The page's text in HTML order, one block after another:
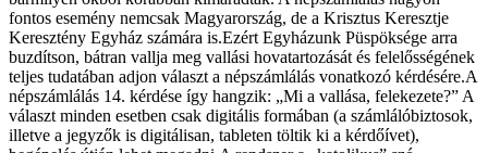
fontos esemény nemcsak Magyarország, de a Krisztus Keresztje
Keresztény Egyház számára is.Ezért Egyházunk Püspöksége arra
buzdítson, bátran vallja meg vallási hovatartozását és felelősségének
teljes tudatában adjon választ a népszámlálás vonatkozó kérdésére.A
népszámlálás 14. kérdése így hangzik: „Mi a vallása, felekezete?” A
választ minden esetben csak digitális formában (a számlálóbiztosok,
illetve a jegyzők is digitálisan, tableten töltik ki a kérdőívet),